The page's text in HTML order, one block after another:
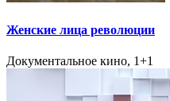
Женские лица революции
Документальное кино, 1+1